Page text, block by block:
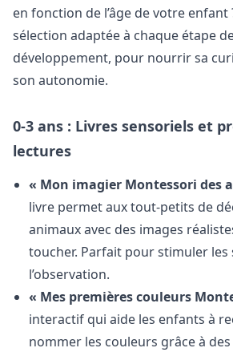
en fonction de l’âge de votre enfant
sélection adaptée à chaque étape
développement, pour nourrir sa
son autonomie.
0-3 ans : Livres sensoriels et
lectures
« Mon imagier Montessori des
livre permet aux tout-petits de
animaux avec des images
toucher. Parfait pour stimuler les
l’observation.
« Mes premières couleurs
interactif qui aide les enfants à
nommer les couleurs grâce à